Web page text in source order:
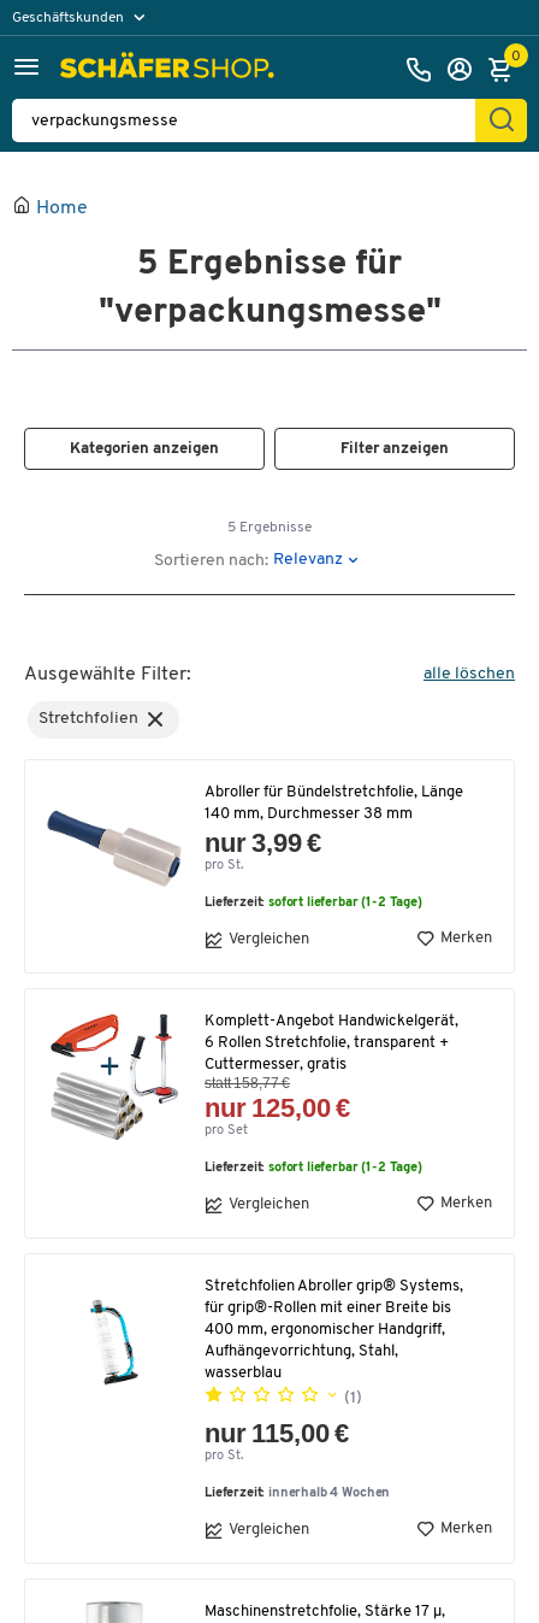
Geschäftskunden
0
Home
5 Ergebnisse für
"verpackungsmesse"
Kategorien anzeigen Filter anzeigen
5 Ergebnisse
Sortieren nach: Relevanz
Ausgewählte Filter: alle löschen
Stretchfolien
Abroller für Bündelstretchfolie, Länge
140 mm, Durchmesser 38 mm
nur 3,99 €
pro St.
Lieferzeit:sofort lieferbar (1-2 Tage)
Vergleichen Merken
Komplett-Angebot Handwickelgerät,
6 Rollen Stretchfolie, transparent +
Cuttermesser, gratis
statt 158,77 €
nur 125,00 €
pro Set
Lieferzeit:sofort lieferbar (1-2 Tage)
Vergleichen Merken
Stretchfolien Abroller grip® Systems,
für grip®-Rollen mit einer Breite bis
400 mm, ergonomischer Handgriff,
Aufhängevorrichtung, Stahl,
wasserblau
(1)
nur 115,00 €
pro St.
Lieferzeit: innerhalb 4 Wochen
Vergleichen Merken
Maschinenstretchfolie, Stärke 17 µ,